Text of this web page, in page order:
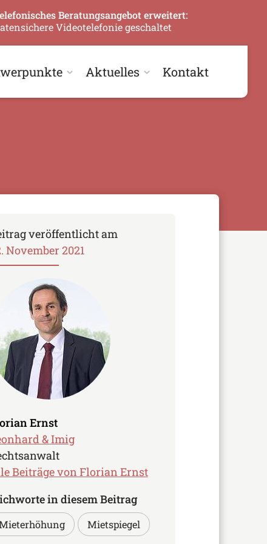
Beratungsangebot erweitert:
Videotelefonie geschaltet
Aktuelles Kontakt
veröffentlicht am
November 2021
Ernst
& Imig
Beiträge von Florian Ernst
in diesem Beitrag
Mietspiegel